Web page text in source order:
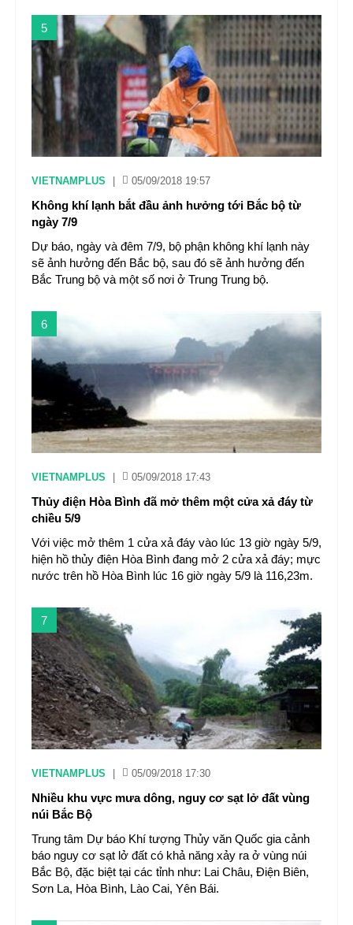
5
VIETNAMPLUS 05/09/2018 19:57
Không khí lạnh bắt đầu ảnh hưởng tới Bắc bộ từ
ngày 7/9
Dự báo, ngày và đêm 7/9, bộ phận không khí lạnh này
sẽ ảnh hưởng đến Bắc bộ, sau đó sẽ ảnh hưởng đến
Bắc Trung bộ và một số nơi ở Trung Trung bộ.
6
VIETNAMPLUS 05/09/2018 17:43
Thủy điện Hòa Bình đã mở thêm một cửa xả đáy từ
chiều 5/9
Với việc mở thêm 1 cửa xả đáy vào lúc 13 giờ ngày 5/9,
hiện hồ thủy điện Hòa Bình đang mở 2 cửa xả đáy; mực
nước trên hồ Hòa Bình lúc 16 giờ ngày 5/9 là 116,23m.
7
VIETNAMPLUS 05/09/2018 17:30
Nhiều khu vực mưa dông, nguy cơ sạt lở đất vùng
núi Bắc Bộ
Trung tâm Dự báo Khí tượng Thủy văn Quốc gia cảnh
báo nguy cơ sạt lở đất có khả năng xảy ra ở vùng núi
Bắc Bộ, đặc biệt tại các tỉnh như: Lai Châu, Điện Biên,
Sơn La, Hòa Bình, Lào Cai, Yên Bái.